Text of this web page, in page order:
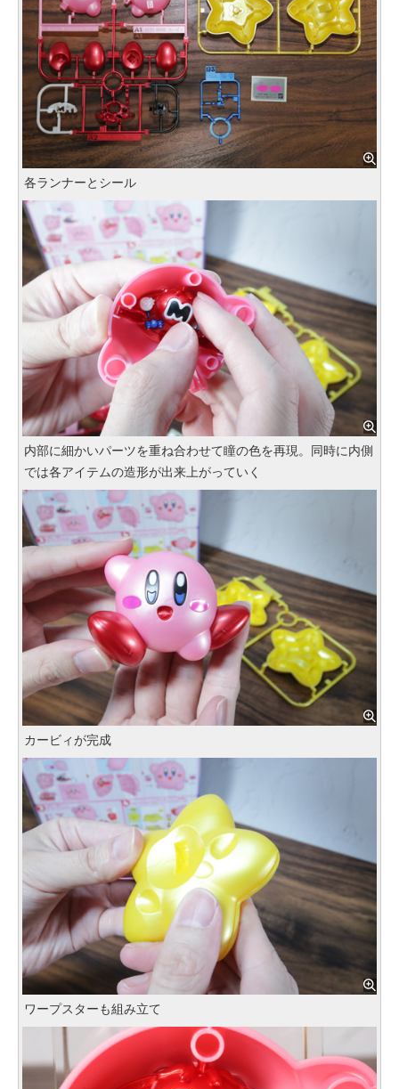
各ランナーとシール
内部に細かいパーツを重ね合わせて瞳の色を再現。同時に内側
では各アイテムの造形が出来上がっていく
カービィが完成
ワープスターも組み立て